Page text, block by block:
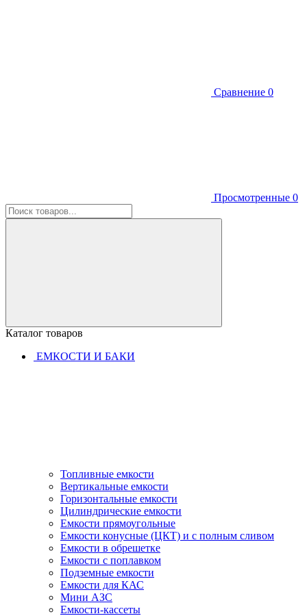
Сравнение 0
Просмотренные 0
Каталог товаров
ЕМКОСТИ И БАКИ
Топливные емкости
Вертикальные емкости
Горизонтальные емкости
Цилиндрические емкости
Емкости прямоугольные
Емкости конусные (ЦКТ) и с полным сливом
Емкости в обрешетке
Емкости с поплавком
Подземные емкости
Емкости для КАС
Мини АЗС
Емкости-кассеты